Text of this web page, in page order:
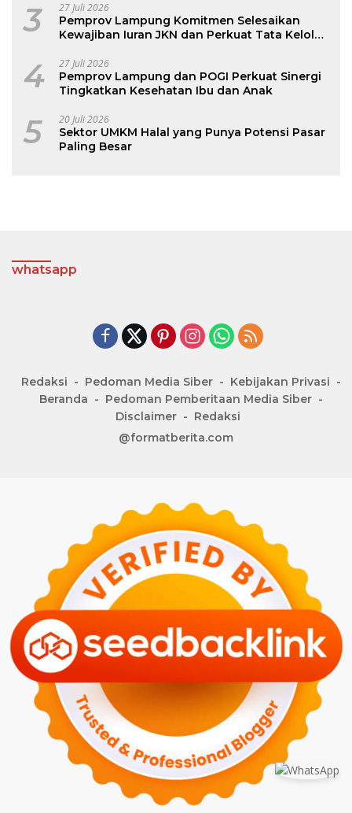
3 27 Juli 2026
Pemprov Lampung Komitmen Selesaikan
Kewajiban Iuran JKN dan Perkuat Tata Kelola
4 27 Juli 2026
Pemprov Lampung dan POGI Perkuat Sinergi
Tingkatkan Kesehatan Ibu dan Anak
5 20 Juli 2026
Sektor UMKM Halal yang Punya Potensi Pasar
Paling Besar
whatsapp
Redaksi Pedoman Media Siber
Kebijakan Privasi
Beranda
Pedoman Pemberitaan Media Siber
Disclaimer
Redaksi
@formatberita.com